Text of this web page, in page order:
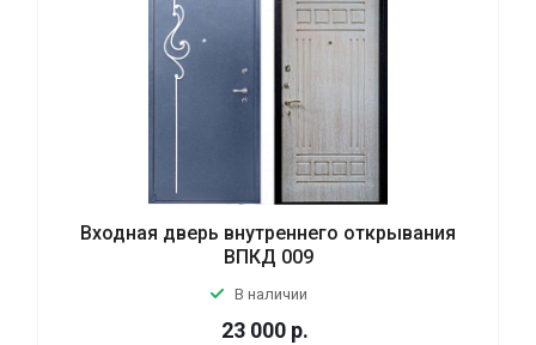
Входная дверь внутреннего открывания
ВПКД 009
В наличии
23 000 р.